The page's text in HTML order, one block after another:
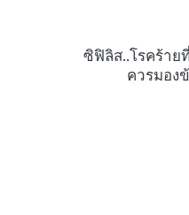
ซิฟิลิส..โรคร้าย
ควรมอง